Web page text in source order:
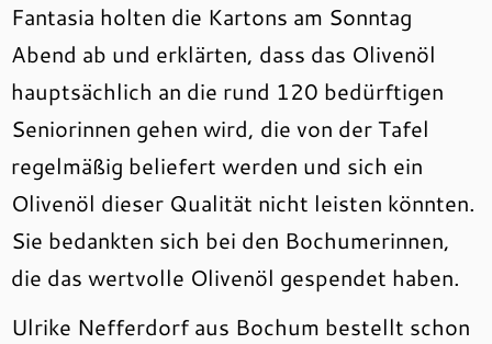
Fantasia holten die Kartons am Sonntag
Abend ab und erklärten, dass das Olivenöl
hauptsächlich an die rund 120 bedürftigen
Seniorinnen gehen wird, die von der Tafel
regelmäßig beliefert werden und sich ein
Olivenöl dieser Qualität nicht leisten könnten.
Sie bedankten sich bei den Bochumerinnen,
die das wertvolle Olivenöl gespendet haben.
Ulrike Nefferdorf aus Bochum bestellt schon